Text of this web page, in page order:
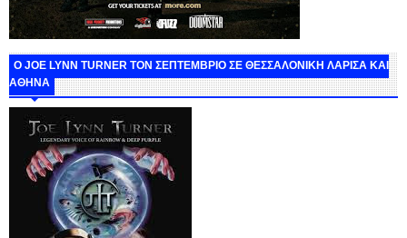
O JOE LYNN TURNER ΤΟΝ ΣΕΠΤΕΜΒΡΙΟ ΣΕ ΘΕΣΣΑΛΟΝΙΚΗ ΛΑΡΙΣΑ ΚΑΙ
ΑΘΗΝΑ